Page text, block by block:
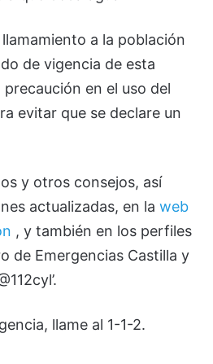
a la población
de vigencia de esta
en el uso del
evitar que se declare un
y otros consejos, así
actualizadas, en la web
, y también en los perfiles
de Emergencias Castilla y
llame al 1-1-2.